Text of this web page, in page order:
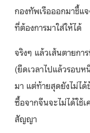
กองทัพเรือออกมาชี้แ
ที่ต้องการมาใส่ให้ได้
จริงๆ แล้วเส้นตายกา
(ยืดเวลาไปแล้วรอบ
มา แต่ท้ายสุดยังไม่ได้
ซื้อจากจีนจะไม่ได้ใช้
สัญญา